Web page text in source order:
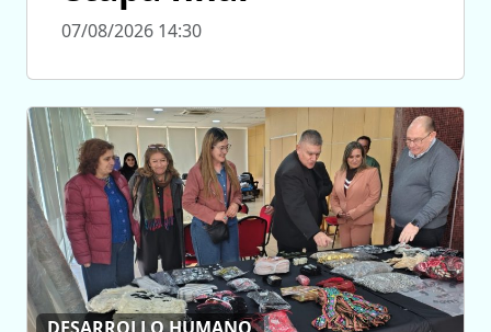
07/08/2026 14:30